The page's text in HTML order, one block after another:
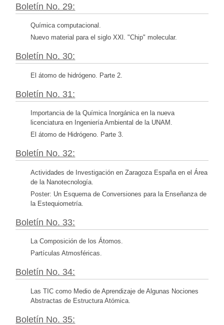
Boletín No. 29:
Química computacional.
Nuevo material para el siglo XXl. "Chip" molecular.
Boletín No. 30:
El átomo de hidrógeno. Parte 2.
Boletín No. 31:
Importancia de la Química Inorgánica en la nueva
licenciatura en Ingeniería Ambiental de la UNAM.
El átomo de Hidrógeno. Parte 3.
Boletín No. 32:
Actividades de Investigación en Zaragoza España en el Área
de la Nanotecnología.
Poster: Un Esquema de Conversiones para la Enseñanza de
la Estequiometría.
Boletín No. 33:
La Composición de los Átomos.
Partículas Atmosféricas.
Boletín No. 34:
Las TIC como Medio de Aprendizaje de Algunas Nociones
Abstractas de Estructura Atómica.
Boletín No. 35: